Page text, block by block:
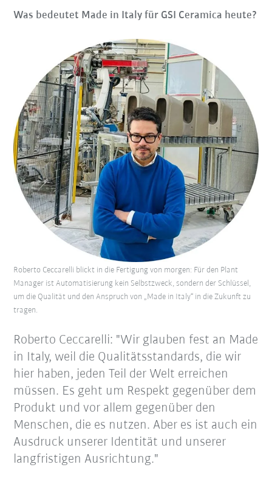
Was bedeutet Made in Italy für GSI Ceramica heute?
Roberto Ceccarelli: "Wir glauben fest an Made
in Italy, weil die Qualitätsstandards, die wir
hier haben, jeden Teil der Welt erreichen
müssen. Es geht um Respekt gegenüber dem
Produkt und vor allem gegenüber den
Menschen, die es nutzen. Aber es ist auch ein
Ausdruck unserer Identität und unserer
langfristigen Ausrichtung."
Roberto Ceccarelli blickt in die Fertigung von morgen: Für den Plant
Manager ist Automatisierung kein Selbstzweck, sondern der Schlüssel,
um die Qualität und den Anspruch von „Made in Italy“ in die Zukunft zu
tragen.